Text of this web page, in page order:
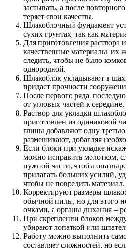
застывать, а после
теряет свои качества.
Шлакоблочный фундамент
сухих грунтах, так как
Для приготовления раствора
качественные материалы, их
следить, чтобы не было
однородной.
Шлакоблок укладывают в
придаст прочности
После первого ряда,
от угловых частей к середине.
Раствор для укладки
приготовлен из одинаковой
глины добавляют одну
размешивают, добавляя
Если блоки при укладке
можно исправить молотком,
нужной части, чтобы она
прилагать больших усилий,
чтобы не повредить материал.
Корректируют размеры
обычной пилы, но для этого
очками, а органы дыхания –
При скреплении блоков
убирают лопаткой или
Работу можно выполнить
составляет сложностей, но